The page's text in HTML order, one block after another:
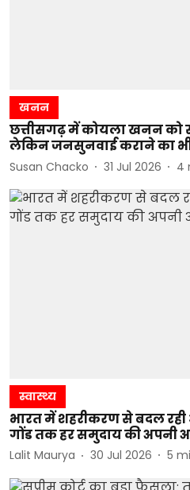
खनन
छत्तीसगढ़ में कोयला खनन को
लेकिन जनसुनवाई कराने का
Susan Chacko 31 Jul 2026 4
स्वास्थ्य
भारत में शहरीकरण से बदल
गोंड तक हर समुदाय की अपनी
Lalit Maurya 30 Jul 2026 5